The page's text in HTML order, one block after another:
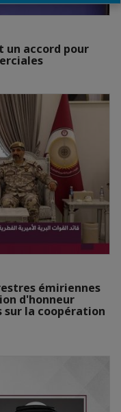
un accord pour
émiriennes
d'honneur
la coopération